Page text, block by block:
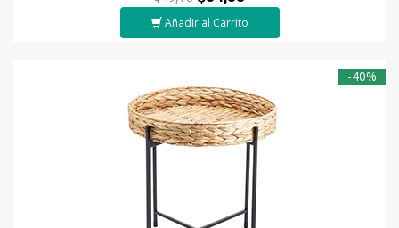
Añadir al Carrito
-40%